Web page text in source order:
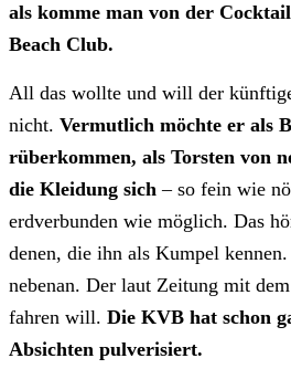
als komme man von der
Beach Club.
All das wollte und will der
nicht. Vermutlich möchte er als
rüberkommen, als Torsten von
die Kleidung sich – so fein wie
erdverbunden wie möglich. Das
denen, die ihn als Kumpel
nebenan. Der laut Zeitung mit
fahren will. Die KVB hat schon
Absichten pulverisiert.